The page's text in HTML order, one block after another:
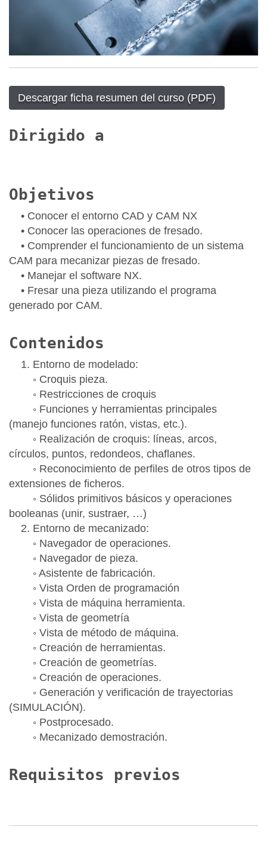
Descargar ficha resumen del curso (PDF)
Dirigido a
Objetivos
• Conocer el entorno CAD y CAM NX
• Conocer las operaciones de fresado.
• Comprender el funcionamiento de un sistema
CAM para mecanizar piezas de fresado.
• Manejar el software NX.
• Fresar una pieza utilizando el programa
generado por CAM.
Contenidos
1. Entorno de modelado:
◦ Croquis pieza.
◦ Restricciones de croquis
◦ Funciones y herramientas principales
(manejo funciones ratón, vistas, etc.).
◦ Realización de croquis: líneas, arcos,
círculos, puntos, redondeos, chaflanes.
◦ Reconocimiento de perfiles de otros tipos de
extensiones de ficheros.
◦ Sólidos primitivos básicos y operaciones
booleanas (unir, sustraer, …)
2. Entorno de mecanizado:
◦ Navegador de operaciones.
◦ Navegador de pieza.
◦ Asistente de fabricación.
◦ Vista Orden de programación
◦ Vista de máquina herramienta.
◦ Vista de geometría
◦ Vista de método de máquina.
◦ Creación de herramientas.
◦ Creación de geometrías.
◦ Creación de operaciones.
◦ Generación y verificación de trayectorias
(SIMULACIÓN).
◦ Postprocesado.
◦ Mecanizado demostración.
Requisitos previos